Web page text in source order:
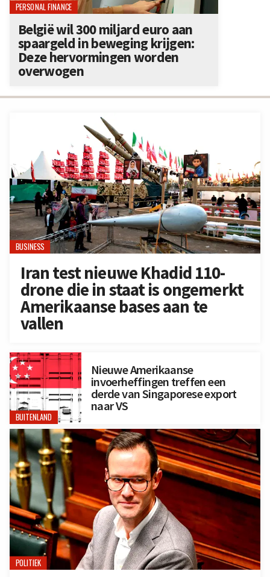
BUSINESS
Iran test nieuwe Khadid 110-
drone die in staat is ongemerkt
Amerikaanse bases aan te
vallen
BUITENLAND
Nieuwe Amerikaanse
invoerheffingen treffen een
derde van Singaporese export
naar VS
POLITIEK
PERSONAL FINANCE
België wil 300 miljard euro aan
spaargeld in beweging krijgen:
Deze hervormingen worden
overwogen